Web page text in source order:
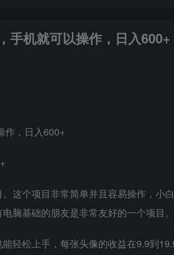
手机就可以操作，日入600+
这个项目非常简单并且容易操作，小
脑基础的朋友是非常友好的一个项目。
轻松上手，每张头像的收益在9.9到